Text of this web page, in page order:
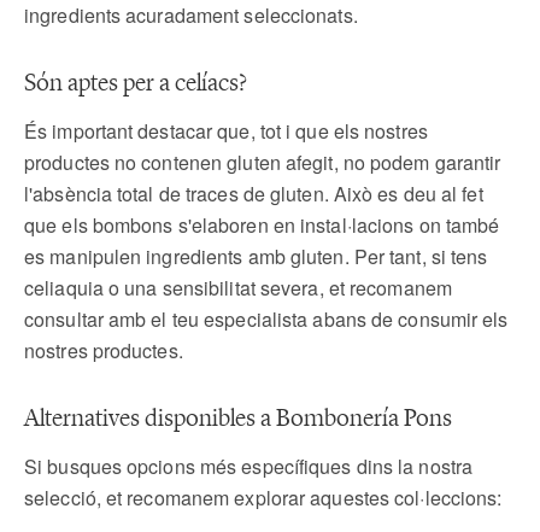
ingredients acuradament seleccionats.
Són aptes per a celíacs?
És important destacar que, tot i que els nostres
productes no contenen gluten afegit, no podem garantir
l'absència total de traces de gluten. Això es deu al fet
que els bombons s'elaboren en instal·lacions on també
es manipulen ingredients amb gluten. Per tant, si tens
celiaquia o una sensibilitat severa, et recomanem
consultar amb el teu especialista abans de consumir els
nostres productes.
Alternatives disponibles a Bombonería Pons
Si busques opcions més específiques dins la nostra
selecció, et recomanem explorar aquestes col·leccions: